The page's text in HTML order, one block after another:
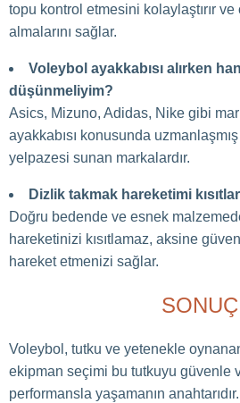
topu kontrol etmesini kolaylaştırır
almalarını sağlar.
Voleybol ayakkabısı alırken
düşünmeliyim?
Asics, Mizuno, Adidas, Nike gibi
ayakkabısı konusunda
yelpazesi sunan markalardır.
Dizlik takmak hareketimi kısıtlar
Doğru bedende ve esnek
hareketinizi kısıtlamaz, aksine
hareket etmenizi sağlar.
SONUÇ
Voleybol, tutku ve yetenekle
ekipman seçimi bu tutkuyu güvenle
performansla yaşamanın anahtarıdır.